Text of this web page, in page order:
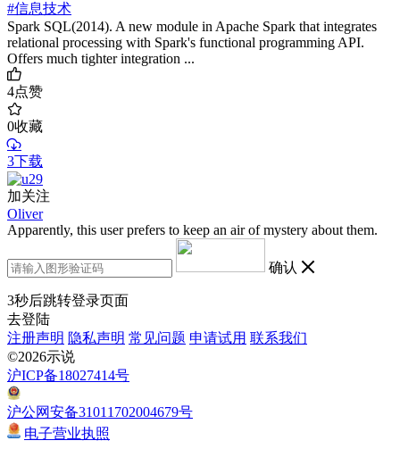
#信息技术
Spark SQL(2014). A new module in Apache Spark that integrates
relational processing with Spark's functional programming API.
Offers much tighter integration ...
4点赞
0收藏
3下载
加关注
Oliver
Apparently, this user prefers to keep an air of mystery about them.
确认
3秒后跳转登录页面
去登陆
注册声明 隐私声明 常见问题 申请试用 联系我们
©2026示说
沪ICP备18027414号
沪公网安备31011702004679号
电子营业执照